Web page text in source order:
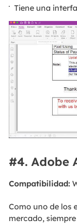
Tiene una
#4. Adobe
Compatibilidad:
Como uno de los
mercado,